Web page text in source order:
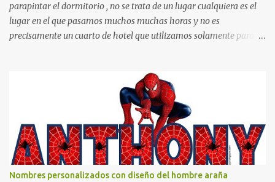
parapintar el dormitorio , no se trata de un lugar cualquiera es el
lugar en el que pasamos muchos muchas horas y no es
precisamente un cuarto de hotel que utilizamos solamente para
cómodo y también para nuestra vista. Te mostramos algunas
sugerencias que pueden brindar la elegancia y estilo que buscas
para tu dormitorio. El color naranja es una buena opción para
recibir esa luz y felicidad que todo ser humano necesita. El color
blanco es ideal para lograr el relax total, es un color que va con
todo y además es color bastante limpio que te dará esa sensación
de calidez. Los colores terra son excelentes para usar en el
Nombres personalizados con diseño del hombre araña